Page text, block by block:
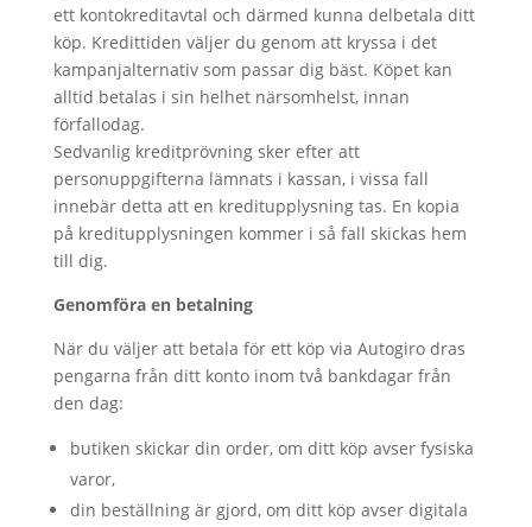
ett kontokreditavtal och därmed kunna delbetala ditt
köp. Kredittiden väljer du genom att kryssa i det
kampanjalternativ som passar dig bäst. Köpet kan
alltid betalas i sin helhet närsomhelst, innan
förfallodag.
Sedvanlig kreditprövning sker efter att
personuppgifterna lämnats i kassan, i vissa fall
innebär detta att en kreditupplysning tas. En kopia
på kreditupplysningen kommer i så fall skickas hem
till dig.
Genomföra en betalning
När du väljer att betala för ett köp via Autogiro dras
pengarna från ditt konto inom två bankdagar från
den dag:
butiken skickar din order, om ditt köp avser fysiska
varor,
din beställning är gjord, om ditt köp avser digitala